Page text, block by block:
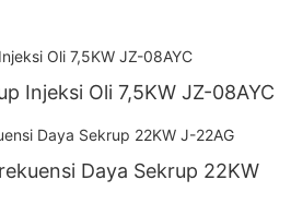
Injeksi Oli 7,5KW JZ-08AYC
Daya Sekrup 22KW